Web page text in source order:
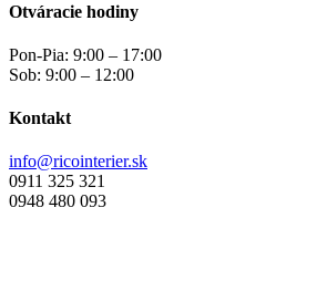
Otváracie hodiny
Pon-Pia: 9:00 – 17:00
Sob: 9:00 – 12:00
Kontakt
info@ricointerier.sk
0911 325 321
0948 480 093